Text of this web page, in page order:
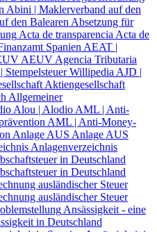
Abini | Maklerverband auf den
den BalearenAbsetzung für
Acta de transparenciaActa de
SpanienAEAT |
AEUVAgencia Tributaria
Stempelsteuer WillipediaAJD |
Aktiengesellschaft
Allgemeiner
Alou | AlodioAML | Anti-
AML | Anti-Money-
Anlage AUS Anlage AUS
Anlagenverzeichnis
in Deutschland
in Deutschland
ausländischer Steuer
ausländischer Steuer
Ansässigkeit - eine
in Deutschland